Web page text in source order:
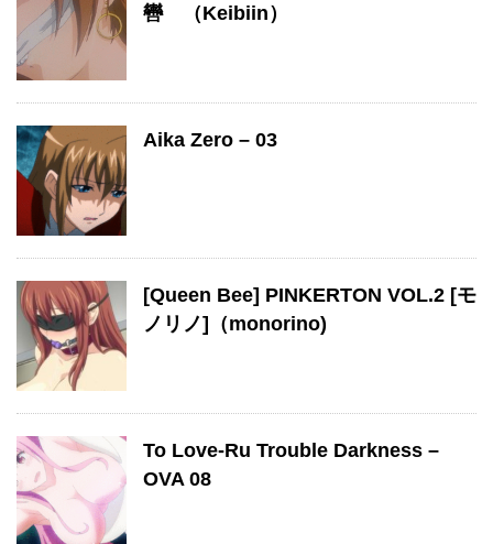
轡 （Keibiin）
Aika Zero – 03
[Queen Bee] PINKERTON VOL.2 [モ
ノリノ]（monorino)
To Love-Ru Trouble Darkness –
OVA 08